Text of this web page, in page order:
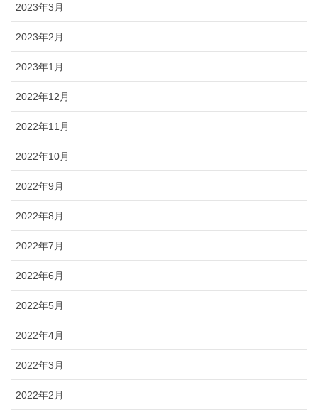
2023年3月
2023年2月
2023年1月
2022年12月
2022年11月
2022年10月
2022年9月
2022年8月
2022年7月
2022年6月
2022年5月
2022年4月
2022年3月
2022年2月